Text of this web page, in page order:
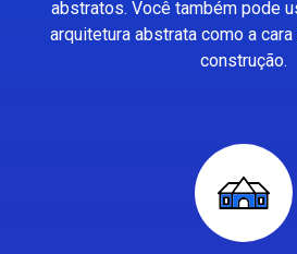
abstratos. Você também pode
arquitetura abstrata como a
construção.